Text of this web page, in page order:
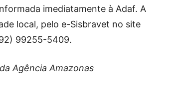
imediatamente à Adaf. A
local, pelo e-Sisbravet no site
99255-5409.
Agência Amazonas